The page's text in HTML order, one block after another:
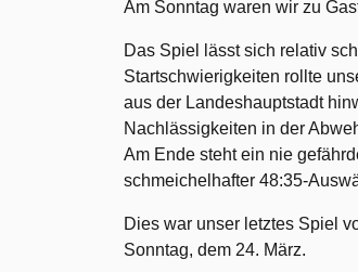
Am Sonntag waren wir zu
Das Spiel lässt sich relativ
Startschwierigkeiten rollte
aus der Landeshauptstadt
Nachlässigkeiten in der
Am Ende steht ein nie
schmeichelhafter 48:35-
Dies war unser letztes Spiel
Sonntag, dem 24. März.